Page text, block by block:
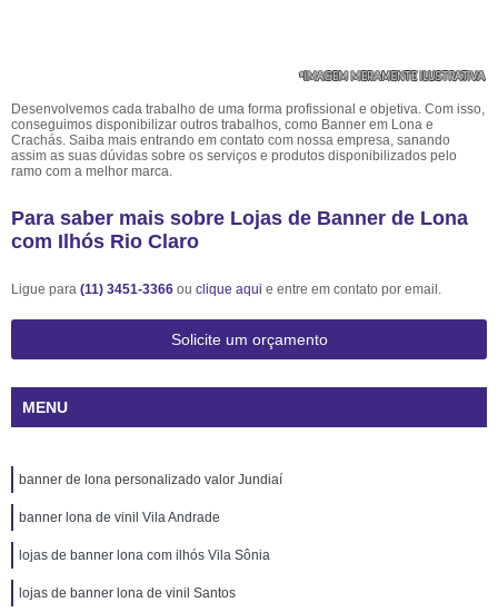
Desenvolvemos cada trabalho de uma forma profissional e objetiva. Com isso,
conseguimos disponibilizar outros trabalhos, como Banner em Lona e
Crachás. Saiba mais entrando em contato com nossa empresa, sanando
assim as suas dúvidas sobre os serviços e produtos disponibilizados pelo
ramo com a melhor marca.
Para saber mais sobre Lojas de Banner de Lona
com Ilhós Rio Claro
Ligue para (11) 3451-3366 ou clique aqui e entre em contato por email.
Solicite um orçamento
MENU
banner de lona personalizado valor Jundiaí
banner lona de vinil Vila Andrade
lojas de banner lona com ilhós Vila Sônia
lojas de banner lona de vinil Santos